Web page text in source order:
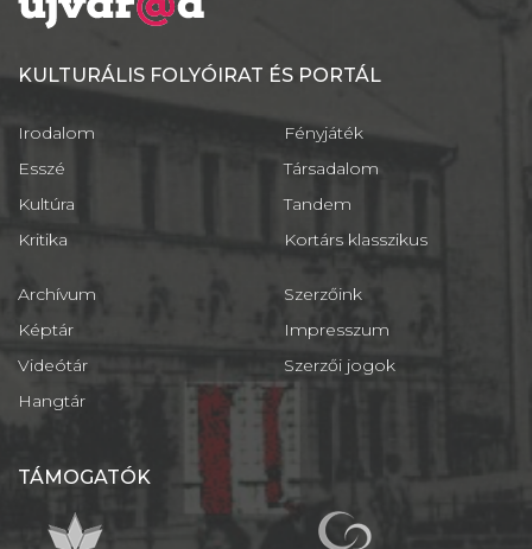
KULTURÁLIS FOLYÓIRAT ÉS PORTÁL
Irodalom
Esszé
Kultúra
Kritika
Fényjáték
Társadalom
Tandem
Kortárs klasszikus
Archívum
Képtár
Videótár
Hangtár
Szerzőink
Impresszum
Szerzői jogok
TÁMOGATÓK